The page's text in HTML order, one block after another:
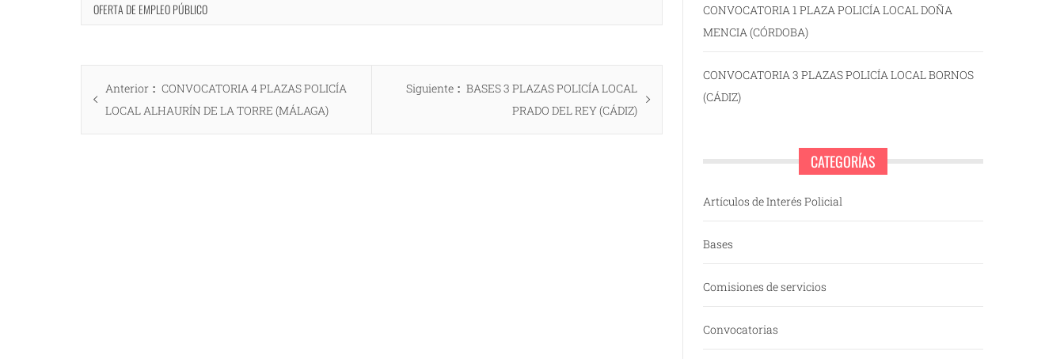
OFERTA DE EMPLEO PÚBLICO
Navegación
de Anterior
Entrada
anterior:
CONVOCATORIA 4 PLAZAS POLICÍA
LOCAL ALHAURÍN DE LA TORRE (MÁLAGA)
Siguiente
Entrada
siguiente:
BASES 3 PLAZAS POLICÍA LOCAL
PRADO DEL REY (CÁDIZ)
CONVOCATORIA 1 PLAZA POLICÍA LOCAL DOÑA
MENCIA (CÓRDOBA)
CONVOCATORIA 3 PLAZAS POLICÍA LOCAL BORNOS
(CÁDIZ)
CATEGORÍAS
Artículos de Interés Policial
Bases
Comisiones de servicios
Convocatorias